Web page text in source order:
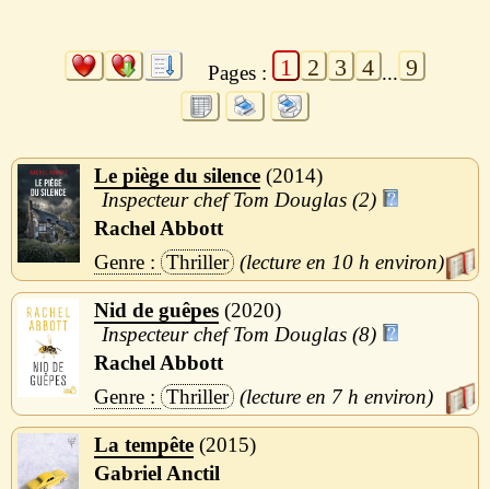
Pages : 1 2 3 4 ... 9
Le piège du silence 2014
Inspecteur chef Tom Douglas (2)
Rachel Abbott
Thriller
10 h
Nid de guêpes 2020
Inspecteur chef Tom Douglas (8)
Rachel Abbott
Thriller
7 h
La tempête 2015
Gabriel Anctil